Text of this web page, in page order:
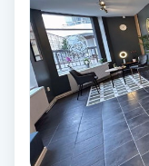
LED-ljusterapi
Liktornar
LPG